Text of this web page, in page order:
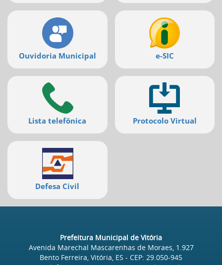
Ouvidoria Municipal e-SIC
Lista telefônica Protocolo Virtual
Defesa Civil
Prefeitura Municipal de Vitória
Avenida Marechal Mascarenhas de Moraes, 1.927
Bento Ferreira, Vitória, ES - CEP: 29.050-945